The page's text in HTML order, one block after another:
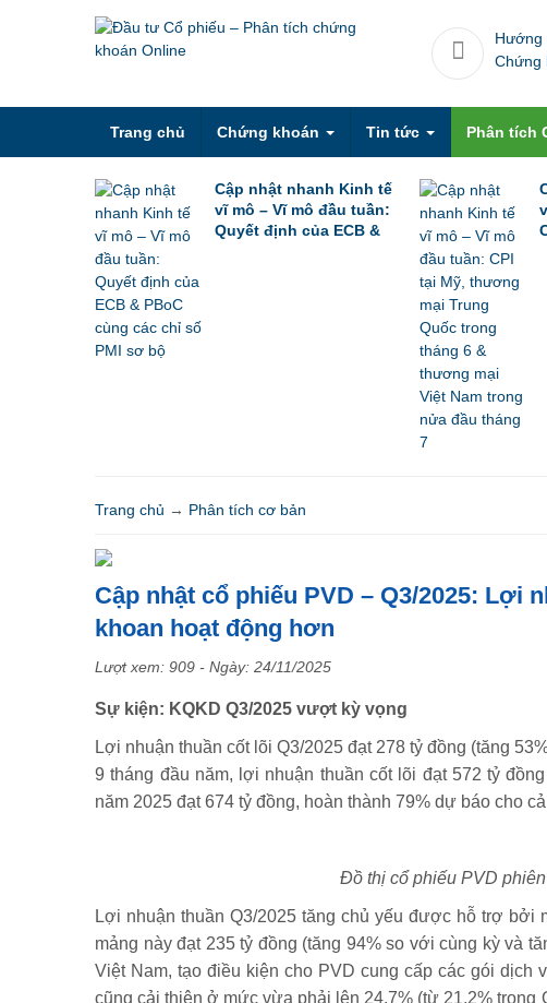
Chứng
Trang chủ Chứng khoán Tin tức Phân tích
Cập nhật nhanh Kinh tế
vĩ mô – Vĩ mô đầu tuần:
Quyết định của ECB &
Trang chủ → Phân tích cơ bản
Cập nhật cổ phiếu PVD – Q3/2025:
khoan hoạt động hơn
Lượt xem: 909 - Ngày: 24/11/2025
Sự kiện: KQKD Q3/2025 vượt kỳ vọng
Lợi nhuận thuần cốt lõi Q3/2025 đạt 278 tỷ đồng (tăng
9 tháng đầu năm, lợi nhuận thuần cốt lõi đạt 572 tỷ
năm 2025 đạt 674 tỷ đồng, hoàn thành 79% dự báo cho
Đồ thị cổ phiếu PVD
Lợi nhuận thuần Q3/2025 tăng chủ yếu được hỗ trợ
mảng này đạt 235 tỷ đồng (tăng 94% so với cùng kỳ và
Việt Nam, tạo điều kiện cho PVD cung cấp các gói
cũng cải thiện ở mức vừa phải lên 24,7% (từ 21,2% trong